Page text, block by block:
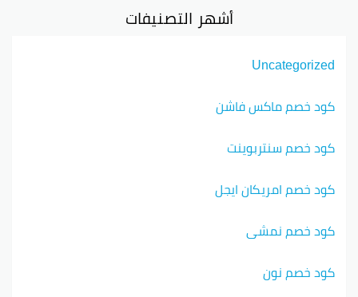
أشهر التصنيفات
Uncategorized
كود خصم ماكس فاشن
كود خصم سنتربوينت
كود خصم امريكان ايجل
كود خصم نمشي
كود خصم نون